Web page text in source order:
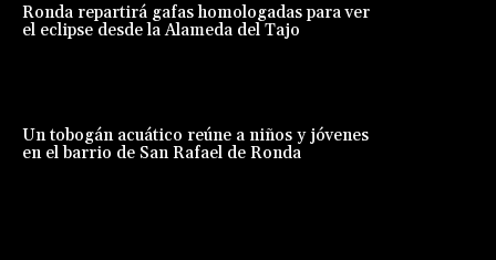
Ronda repartirá gafas homologadas para ver
el eclipse desde la Alameda del Tajo
Un tobogán acuático reúne a niños y jóvenes
en el barrio de San Rafael de Ronda